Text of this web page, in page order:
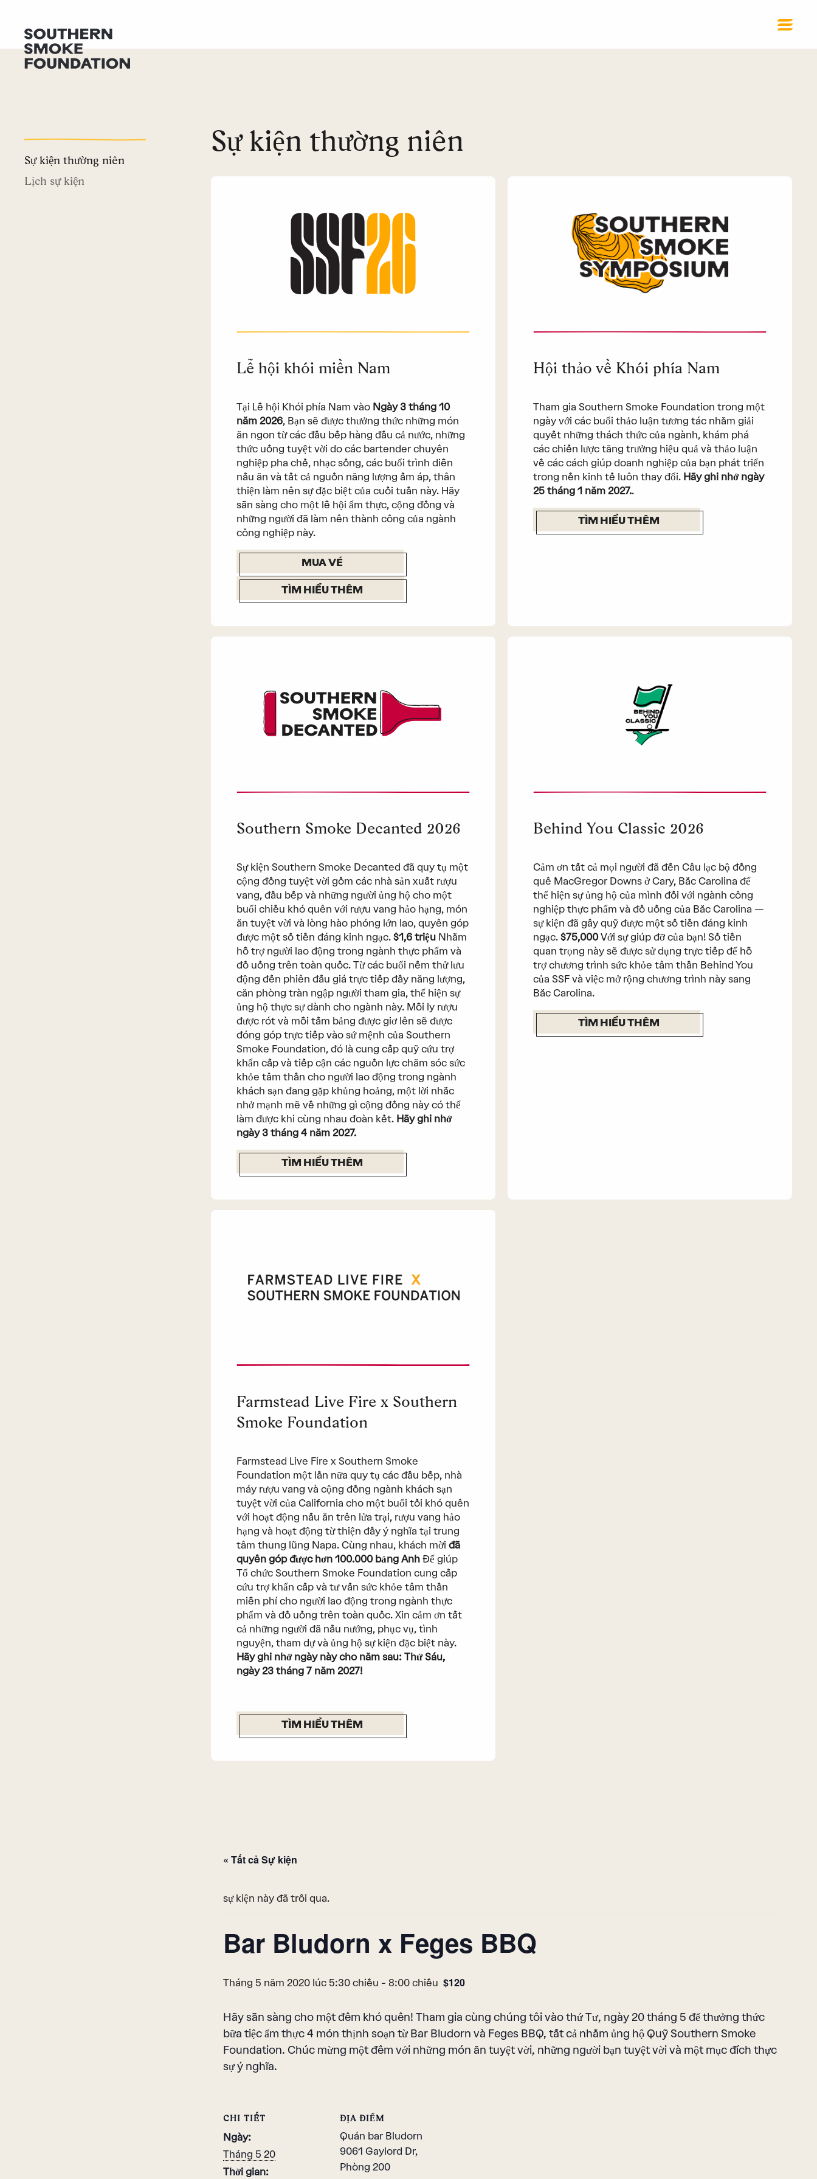
Sự kiện thường niên
Lịch sự kiện
Sự kiện thường niên
Lễ hội khói miền Nam
Tại Lễ hội Khói phía Nam vào Ngày 3 tháng 10
năm 2026, Bạn sẽ được thưởng thức những món
ăn ngon từ các đầu bếp hàng đầu cả nước, những
thức uống tuyệt vời do các bartender chuyên
nghiệp pha chế, nhạc sống, các buổi trình diễn
nấu ăn và tất cả nguồn năng lượng ấm áp, thân
thiện làm nên sự đặc biệt của cuối tuần này. Hãy
sẵn sàng cho một lễ hội ẩm thực, cộng đồng và
những người đã làm nên thành công của ngành
công nghiệp này.
MUA VÉ
TÌM HIỂU THÊM
Hội thảo về Khói phía Nam
Tham gia Southern Smoke Foundation trong một
ngày với các buổi thảo luận tương tác nhằm giải
quyết những thách thức của ngành, khám phá
các chiến lược tăng trưởng hiệu quả và thảo luận
về các cách giúp doanh nghiệp của bạn phát triển
trong nền kinh tế luôn thay đổi. Hãy ghi nhớ ngày
25 tháng 1 năm 2027..
TÌM HIỂU THÊM
Southern Smoke Decanted 2026
Sự kiện Southern Smoke Decanted đã quy tụ một
cộng đồng tuyệt vời gồm các nhà sản xuất rượu
vang, đầu bếp và những người ủng hộ cho một
buổi chiều khó quên với rượu vang hảo hạng, món
ăn tuyệt vời và lòng hào phóng lớn lao, quyên góp
được một số tiền đáng kinh ngạc. $1,6 triệuNhằm
hỗ trợ người lao động trong ngành thực phẩm và
đồ uống trên toàn quốc. Từ các buổi nếm thử lưu
động đến phiên đấu giá trực tiếp đầy năng lượng,
căn phòng tràn ngập người tham gia, thể hiện sự
ủng hộ thực sự dành cho ngành này. Mỗi ly rượu
được rót và mỗi tấm bảng được giơ lên sẽ được
đóng góp trực tiếp vào sứ mệnh của Southern
Smoke Foundation, đó là cung cấp quỹ cứu trợ
khẩn cấp và tiếp cận các nguồn lực chăm sóc sức
khỏe tâm thần cho người lao động trong ngành
khách sạn đang gặp khủng hoảng, một lời nhắc
nhở mạnh mẽ về những gì cộng đồng này có thể
làm được khi cùng nhau đoàn kết. Hãy ghi nhớ
ngày 3 tháng 4 năm 2027.
TÌM HIỂU THÊM
Behind You Classic 2026
Cảm ơn tất cả mọi người đã đến Câu lạc bộ đồng
quê MacGregor Downs ở Cary, Bắc Carolina để
thể hiện sự ủng hộ của mình đối với ngành công
nghiệp thực phẩm và đồ uống của Bắc Carolina —
sự kiện đã gây quỹ được một số tiền đáng kinh
ngạc. $75,000Với sự giúp đỡ của bạn! Số tiền
quan trọng này sẽ được sử dụng trực tiếp để hỗ
trợ chương trình sức khỏe tâm thần Behind You
của SSF và việc mở rộng chương trình này sang
Bắc Carolina.
TÌM HIỂU THÊM
Farmstead Live Fire x Southern
Smoke Foundation
Farmstead Live Fire x Southern Smoke
Foundation một lần nữa quy tụ các đầu bếp, nhà
máy rượu vang và cộng đồng ngành khách sạn
tuyệt vời của California cho một buổi tối khó quên
với hoạt động nấu ăn trên lửa trại, rượu vang hảo
hạng và hoạt động từ thiện đầy ý nghĩa tại trung
tâm thung lũng Napa. Cùng nhau, khách mời đã
quyên góp được hơn 100.000 bảng AnhĐể giúp
Tổ chức Southern Smoke Foundation cung cấp
cứu trợ khẩn cấp và tư vấn sức khỏe tâm thần
miễn phí cho người lao động trong ngành thực
phẩm và đồ uống trên toàn quốc. Xin cảm ơn tất
cả những người đã nấu nướng, phục vụ, tình
nguyện, tham dự và ủng hộ sự kiện đặc biệt này.
Hãy ghi nhớ ngày này cho năm sau: Thứ Sáu,
ngày 23 tháng 7 năm 2027!
TÌM HIỂU THÊM
« Tất cả Sự kiện
sự kiện này đã trôi qua.
Bar Bludorn x Feges BBQ
Tháng 5 năm 2020 lúc 5:30 chiều - 8:00 chiều $120
Hãy sẵn sàng cho một đêm khó quên! Tham gia cùng chúng tôi vào thứ Tư, ngày 20 tháng 5 để thưởng thức
bữa tiệc ẩm thực 4 món thịnh soạn từ Bar Bludorn và Feges BBQ, tất cả nhằm ủng hộ Quỹ Southern Smoke
Foundation. Chúc mừng một đêm với những món ăn tuyệt vời, những người bạn tuyệt vời và một mục đích thực
sự ý nghĩa.
CHI TIẾT
Ngày:
Tháng 5 20
Thời gian:
ĐỊA ĐIỂM
Quán bar Bludorn
9061 Gaylord Dr,
Phòng 200